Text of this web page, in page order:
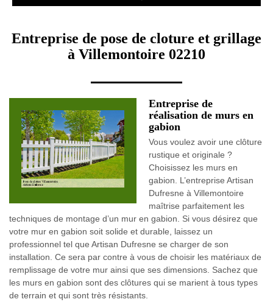
Entreprise de pose de cloture et grillage
à Villemontoire 02210
Entreprise de
réalisation de murs en
gabion
Vous voulez avoir une clôture
rustique et originale ?
Choisissez les murs en
gabion. L’entreprise Artisan
Dufresne à Villemontoire
maîtrise parfaitement les
techniques de montage d’un mur en gabion. Si vous désirez que
votre mur en gabion soit solide et durable, laissez un
professionnel tel que Artisan Dufresne se charger de son
installation. Ce sera par contre à vous de choisir les matériaux de
remplissage de votre mur ainsi que ses dimensions. Sachez que
les murs en gabion sont des clôtures qui se marient à tous types
de terrain et qui sont très résistants.